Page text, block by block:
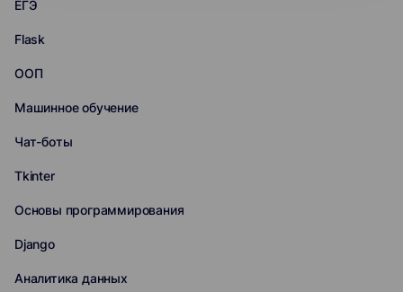
ЕГЭ
Flask
ООП
Машинное обучение
Чат-боты
Tkinter
Основы программирования
Django
Аналитика данных